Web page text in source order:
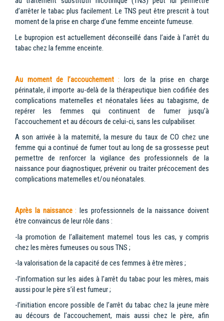
d’arrêter le tabac plus facilement. Le TNS peut être prescrit à tout
moment de la prise en charge d’une femme enceinte fumeuse.
Le bupropion est actuellement déconseillé dans l’aide à l’arrêt du
tabac chez la femme enceinte.
Au moment de l’accouchement: lors de la prise en charge
périnatale, il importe au-delà de la thérapeutique bien codifiée des
complications maternelles et néonatales liées au tabagisme, de
repérer les femmes qui continuent de fumer jusqu’à
l’accouchement et au décours de celui-ci, sans les culpabiliser.
A son arrivée à la maternité, la mesure du taux de CO chez une
femme qui a continué de fumer tout au long de sa grossesse peut
permettre de renforcer la vigilance des professionnels de la
naissance pour diagnostiquer, prévenir ou traiter précocement des
complications maternelles et/ou néonatales.
Après la naissance: les professionnels de la naissance doivent
être convaincus de leur rôle dans :
-la promotion de l’allaitement maternel tous les cas, y compris
chez les mères fumeuses ou sous TNS ;
-la valorisation de la capacité de ces femmes à être mères ;
-l’information sur les aides à l’arrêt du tabac pour les mères, mais
aussi pour le père s’il est fumeur ;
-l’initiation encore possible de l’arrêt du tabac chez la jeune mère
au décours de l’accouchement, mais aussi chez le père, afin